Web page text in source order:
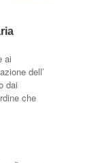
ai
dell’
dai
che